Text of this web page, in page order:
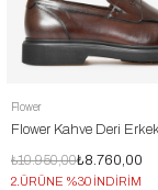
Flower
₺8.760,00
₺10.950,00
2.ÜRÜNE %30 İNDİRİM